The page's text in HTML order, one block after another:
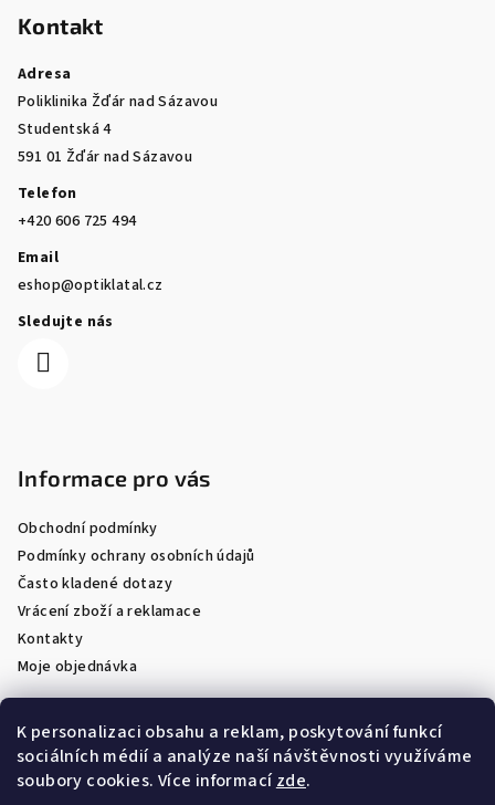
K personalizaci obsahu a reklam, poskytování funkcí
sociálních médií a analýze naší návštěvnosti využíváme
soubory cookies. Více informacízde.
Kontakt
Adresa
Poliklinika Žďár nad Sázavou
Studentská 4
591 01 Žďár nad Sázavou
Telefon
+420 606 725 494
Email
eshop@optiklatal.cz
Sledujte nás
Informace pro vás
Obchodní podmínky
Podmínky ochrany osobních údajů
Často kladené dotazy
Vrácení zboží a reklamace
Kontakty
Moje objednávka
Facebook